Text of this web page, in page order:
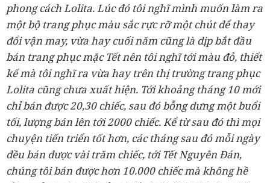
phong cách Lolita. Lúc đó tôi nghĩ mình muốn làm ra
một bộ trang phục màu sắc rực rỡ một chút để thay
đổi vận may, vừa hay cuối năm cũng là dịp bắt đầu
bán trang phục mặc Tết nên tôi nghĩ tới màu đỏ, thiết
kế mà tôi nghĩ ra vừa hay trên thị trường trang phục
Lolita cũng chưa xuất hiện. Tới khoảng tháng 10 mới
chỉ bán được 20,30 chiếc, sau đó bỗng dưng một buổi
tối, lượng bán lên tới 2000 chiếc. Kể từ sau đó thì mọi
chuyện tiến triển tốt hơn, các tháng sau đó mỗi ngày
đều bán được vài trăm chiếc, tới Tết Nguyên Đán,
chúng tôi bán được hơn 10.000 chiếc mà không hề